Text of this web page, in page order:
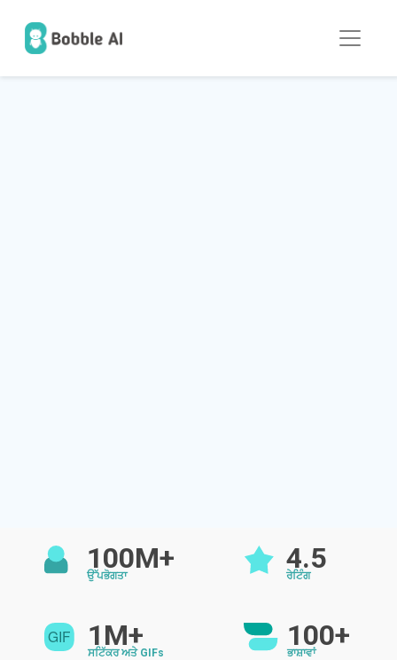
100M+
ਉੱਪਭੋਗਤਾ
4.5
ਰੇਟਿੰਗ
1M+
ਸਟਿੱਕਰ ਅਤੇ GIFs
100+
ਭਾਸ਼ਾਵਾਂ